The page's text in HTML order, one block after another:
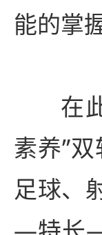
能的掌
在
素养”
足球、